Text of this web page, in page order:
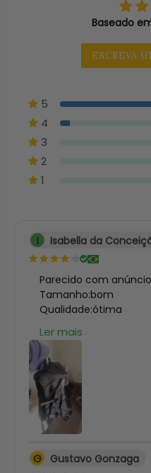
Baseado
ESCREVA
5
4
3
2
1
I Isabella da
Parecido com
Tamanho:bom
Qualidade:ótima
Ler mais
G Gustavo Gonzaga